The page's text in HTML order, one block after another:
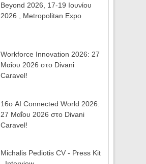
Beyond 2026, 17-19 Ιουνίου
2026 , Metropolitan Expo
Workforce Innovation 2026: 27
Μαΐου 2026 στο Divani
Caravel!
16ο AI Connected World 2026:
27 Μαΐου 2026 στο Divani
Caravel!
Michalis Pediotis CV - Press Kit